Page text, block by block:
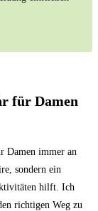
für Damen
Damen immer‌ an
sondern ein
hilft. Ich
richtigen Weg​ zu